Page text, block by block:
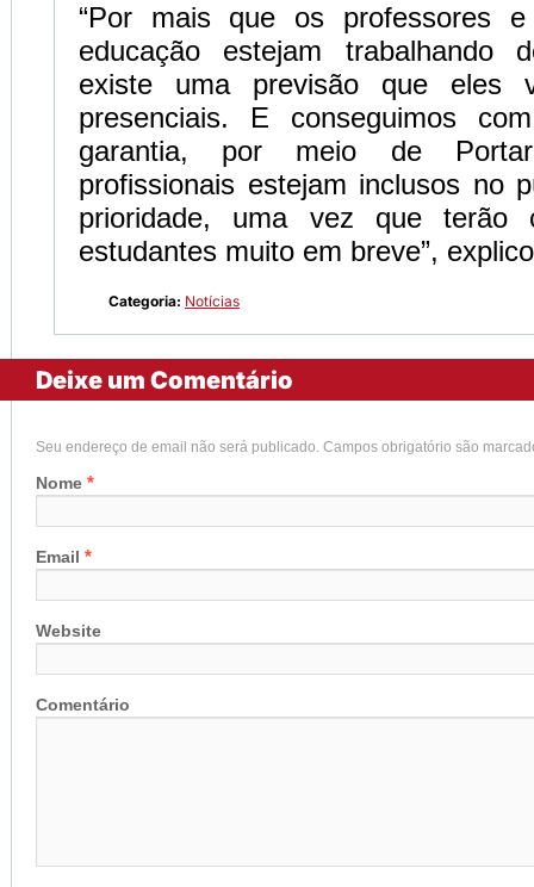
“Por mais que os professores e
educação estejam trabalhando
existe uma previsão que eles
presenciais. E conseguimos
garantia, por meio de
profissionais estejam inclusos no
prioridade, uma vez que terão
estudantes muito em breve”,
Categoria: Notícias
Deixe um Comentário
Seu endereço de email não será publicado. Campos obrigatório são
Nome *
Email *
Website
Comentário